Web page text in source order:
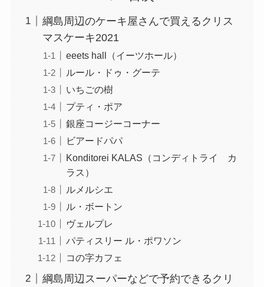
綱島周辺のケーキ屋さんで買えるクリス
マスケーキ2021
eeets hall（イーツホール）
ルール・ドゥ・グーテ
いちごの樹
プティ・ポア
銀座コージーコーナー
ビアードパパ
Konditorei KALAS（コンディトライ カ
ラス）
ルメルシエ
ル・ボートン
ヴェルプレ
パティスリー ル・ポワソン
コの字カフェ
綱島周辺スーパーなどで予約できるクリ